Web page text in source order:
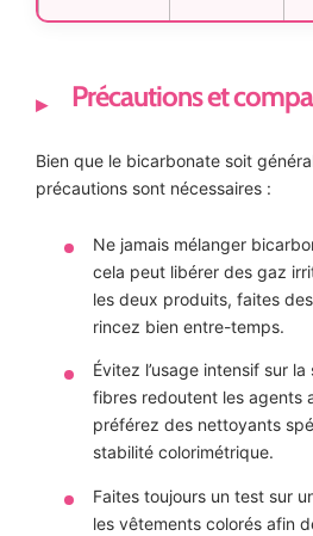
Précautions et
Bien que le bicarbonate soit
précautions sont nécessaires :
Ne jamais mélanger
cela peut libérer des gaz
les deux produits, faites
rincez bien entre-temps.
Évitez l’usage intensif sur
fibres redoutent les agents
préférez des nettoyants
stabilité colorimétrique.
Faites toujours un test sur
les vêtements colorés afin